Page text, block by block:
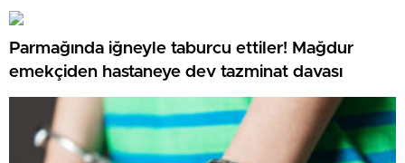
Parmağında iğneyle taburcu ettiler! Mağdur
emekçiden hastaneye dev tazminat davası